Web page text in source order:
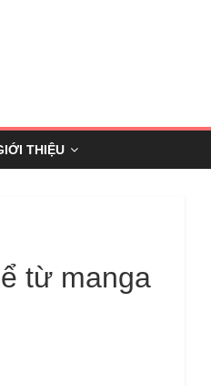
THIỆU
từ manga